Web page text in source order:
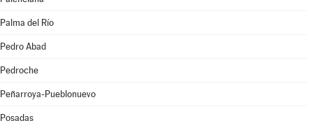
Palma del Río
Pedro Abad
Pedroche
Peñarroya-Pueblonuevo
Posadas